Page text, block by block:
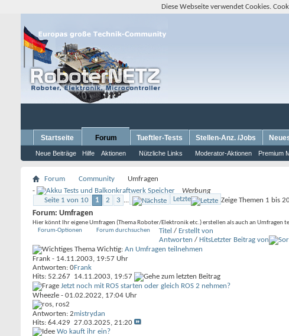
Startseite Forum
Neue Beiträge Hilfe Aktionen Nützliche Links Moderator-Aktionen Premium
Tueftler-Tests Stellen-Anz. /Jobs
Forum Community
Umfragen
-
Werbung
Seite 1 von 10
1 2 3 ... Letzte Zeige Themen 1 bis
Forum: Umfragen
Hier könnt Ihr eigene Umfragen (Thema Roboter/Elektronik etc.) erstellen als auch an
Forum-Optionen
Forum durchsuchen Titel / Erstellt von
Antworten / HitsLetzter Beitrag von
Wichtig: An Umfragen teilnehmen
Frank - 14.11.2003, 19:57 Uhr
Antworten: 0
Hits: 52.267
Frank
14.11.2003, 19:57
Jetzt noch mit ROS starten oder gleich ROS 2 nehmen?
Wheezle - 01.02.2022, 17:04 Uhr
Antworten: 2
Hits: 64.429
mistrydan
27.03.2025, 21:20
Wo kauft ihr ein?
Diese Webseite verwendet Cookies.